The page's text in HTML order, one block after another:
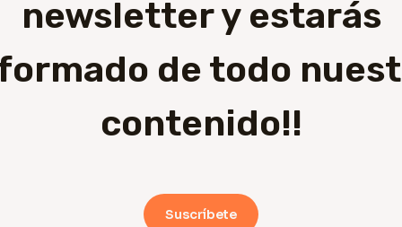
newsletter y estarás
de todo
contenido!!
Suscríbete